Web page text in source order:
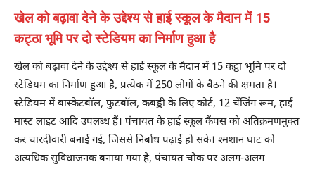
खेल को बढ़ावा देने के उद्देश्य से हाई स्कूल के मैदान में 15
कट्ठा भूमि पर दो स्टेडियम का निर्माण हुआ है
खेल को बढ़ावा देने के उद्देश्य से हाई स्कूल के मैदान में 15 कट्ठा भूमि पर दो
स्टेडियम का निर्माण हुआ है, प्रत्येक में 250 लोगों के बैठने की क्षमता है।
स्टेडियम में बास्केटबॉल, फुटबॉल, कबड्डी के लिए कोर्ट, 12 चेंजिंग रूम, हाई
मास्ट लाइट आदि उपलब्ध हैं। पंचायत के हाई स्कूल कैंपस को अतिक्रमणमुक्त
कर चारदीवारी बनाई गई, जिससे निर्बाध पढ़ाई हो सके। श्मशान घाट को
अत्यधिक सुविधाजनक बनाया गया है, पंचायत चौक पर अलग-अलग